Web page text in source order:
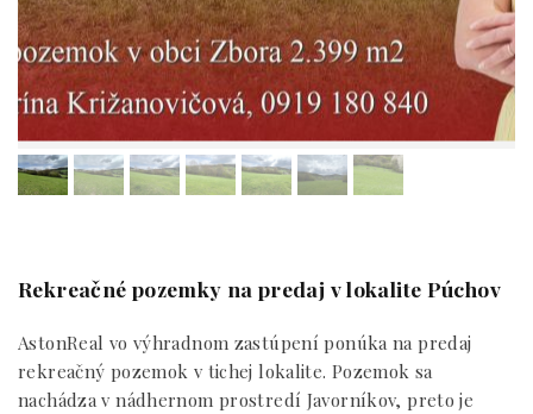
Rekreačné pozemky na predaj v lokalite Púchov
AstonReal vo výhradnom zastúpení ponúka na predaj
rekreačný pozemok v tichej lokalite. Pozemok sa
nachádza v nádhernom prostredí Javorníkov, preto je